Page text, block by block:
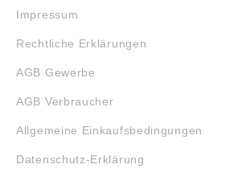
Impressum
Rechtliche Erklärungen
AGB Gewerbe
AGB Verbraucher
Allgemeine Einkaufsbedingungen
Datenschutz-Erklärung